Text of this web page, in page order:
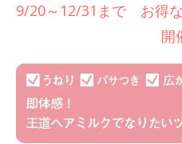
9/20～12/31まで お得
開